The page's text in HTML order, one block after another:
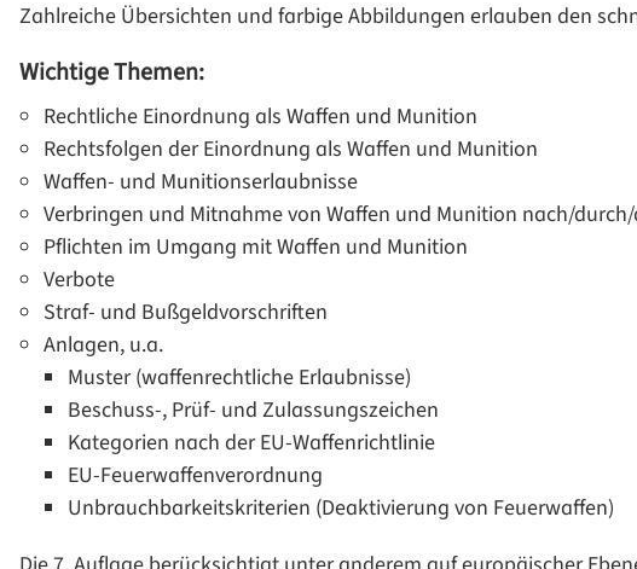
Zahlreiche Übersichten und farbige Abbildungen erlauben den
Wichtige Themen:
Rechtliche Einordnung als Waffen und Munition
Rechtsfolgen der Einordnung als Waffen und Munition
Waffen- und Munitionserlaubnisse
Verbringen und Mitnahme von Waffen und Munition nach/
Pflichten im Umgang mit Waffen und Munition
Verbote
Straf- und Bußgeldvorschriften
Anlagen, u.a.
Muster (waffenrechtliche Erlaubnisse)
Beschuss-, Prüf- und Zulassungszeichen
Kategorien nach der EU-Waffenrichtlinie
EU-Feuerwaffenverordnung
Unbrauchbarkeitskriterien (Deaktivierung von Feuerwaffen)